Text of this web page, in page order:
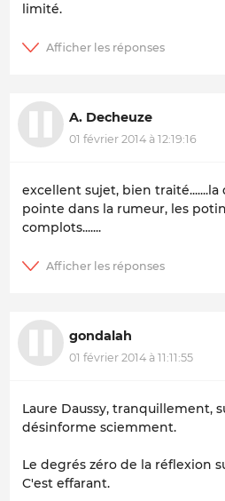
limité.
A. Decheuze
01 février 2014 à 12:19:16
excellent sujet, bien
pointe dans la rumeur, les
complots.......
gondalah
01 février 2014 à 11:11:55
Laure Daussy, tranquillement,
désinforme sciemment.
Le degrés zéro de la réflexion
C'est effarant.